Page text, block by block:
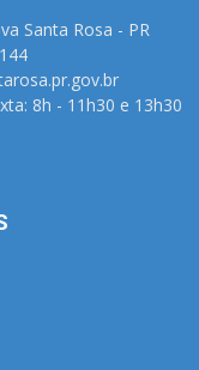
Santa Rosa - PR
8h - 11h30 e 13h30